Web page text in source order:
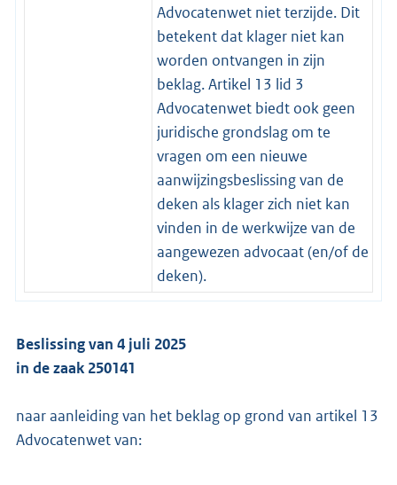
Advocatenwet niet terzijde. Dit
betekent dat klager niet kan
worden ontvangen in zijn
beklag. Artikel 13 lid 3
Advocatenwet biedt ook geen
juridische grondslag om te
vragen om een nieuwe
aanwijzingsbeslissing van de
deken als klager zich niet kan
vinden in de werkwijze van de
aangewezen advocaat (en/of de
deken).
Beslissing van 4 juli 2025
in de zaak 250141
naar aanleiding van het beklag op grond van artikel 13
Advocatenwet van: